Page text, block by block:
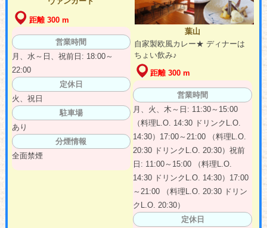
距離 300 m
営業時間
月、水～日、祝前日: 18:00～
22:00
定休日
火、祝日
駐車場
あり
分煙情報
全面禁煙
葉山
自家製欧風カレー★ ディナーは
ちょい飲み♪
距離 300 m
営業時間
月、火、木～日: 11:30～15:00
（料理L.O. 14:30 ドリンクL.O.
14:30）17:00～21:00 （料理L.O.
20:30 ドリンクL.O. 20:30）祝前
日: 11:00～15:00 （料理L.O.
14:30 ドリンクL.O. 14:30）17:00
～21:00 （料理L.O. 20:30 ドリン
クL.O. 20:30）
定休日